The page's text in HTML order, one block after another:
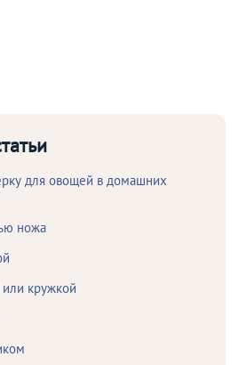
для овощей в домашних
ножа
кружкой